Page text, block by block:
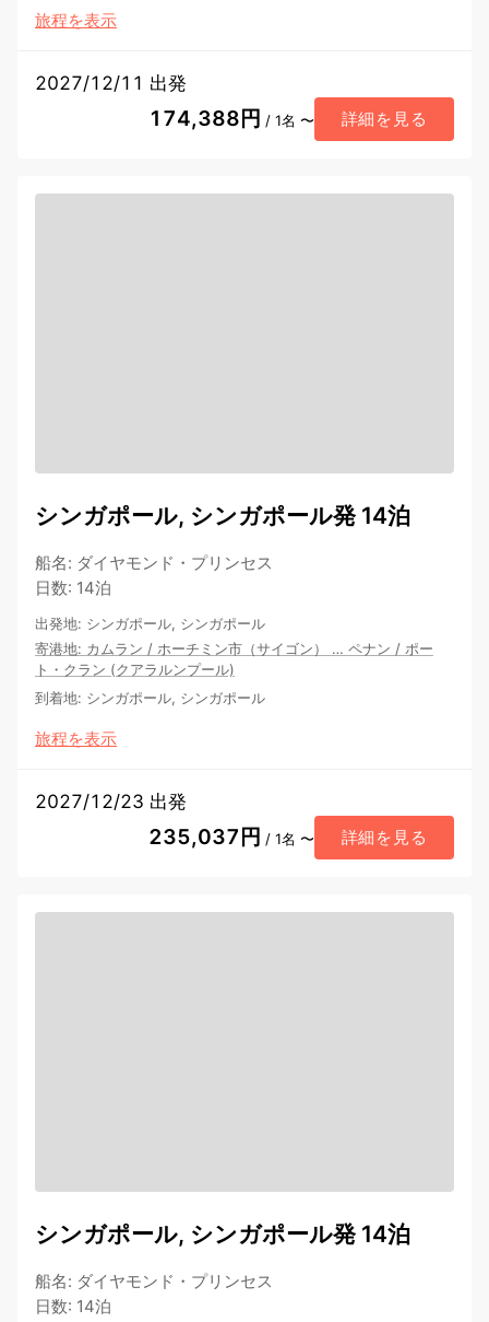
旅程を表示
2027/12/11 出発
174,388円 / 1名 〜 詳細を見る
シンガポール, シンガポール発 14泊
船名: ダイヤモンド・プリンセス
日数: 14泊
出発地: シンガポール, シンガポール
寄港地: カムラン / ホーチミン市（サイゴン） … ペナン / ポー
ト・クラン (クアラルンプール)
到着地: シンガポール, シンガポール
旅程を表示
2027/12/23 出発
235,037円 / 1名 〜 詳細を見る
シンガポール, シンガポール発 14泊
船名: ダイヤモンド・プリンセス
日数: 14泊